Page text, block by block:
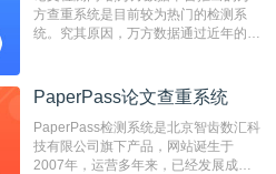
方查重系统是目前较为热门的检测系
统。究其原因，万方数据通过近年的发
检测系统，其真实性和权威性无可厚
非。其次，相对于知网而言，万方检测
费用少，上手容易，是学生初次论文查
重的推荐系统。
PaperPass论文查重系统
PaperPass检测系统是北京智齿数汇科
技有限公司旗下产品，网站诞生于
2007年，运营多年来，已经发展成为